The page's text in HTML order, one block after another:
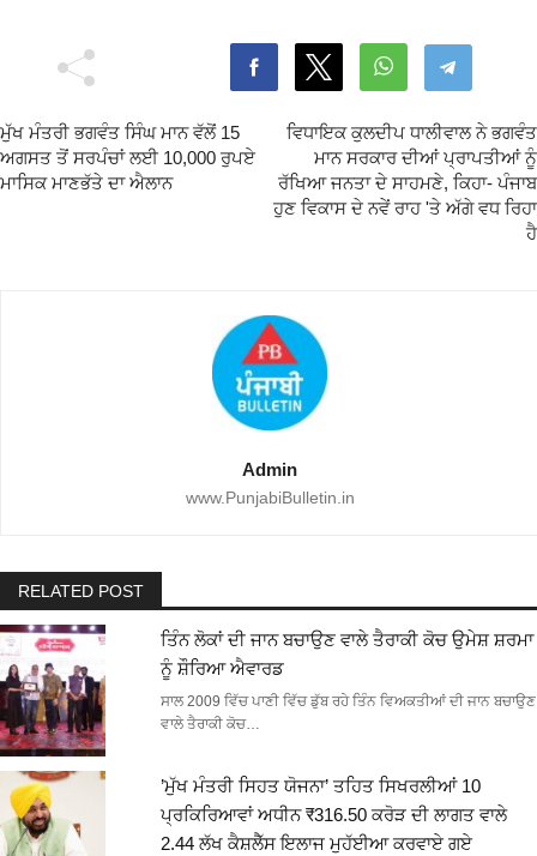
ਮੁੱਖ ਮੰਤਰੀ ਭਗਵੰਤ ਸਿੰਘ ਮਾਨ ਵੱਲੋਂ 15
ਅਗਸਤ ਤੋਂ ਸਰਪੰਚਾਂ ਲਈ 10,000 ਰੁਪਏ
ਮਾਸਿਕ ਮਾਣਭੱਤੇ ਦਾ ਐਲਾਨ
ਵਿਧਾਇਕ ਕੁਲਦੀਪ ਧਾਲੀਵਾਲ ਨੇ ਭਗਵੰਤ
ਮਾਨ ਸਰਕਾਰ ਦੀਆਂ ਪ੍ਰਾਪਤੀਆਂ ਨੂੰ
ਰੱਖਿਆ ਜਨਤਾ ਦੇ ਸਾਹਮਣੇ, ਕਿਹਾ- ਪੰਜਾਬ
ਹੁਣ ਵਿਕਾਸ ਦੇ ਨਵੇਂ ਰਾਹ 'ਤੇ ਅੱਗੇ ਵਧ ਰਿਹਾ
ਹੈ
Admin
www.PunjabiBulletin.in
RELATED POST
ਤਿੰਨ ਲੋਕਾਂ ਦੀ ਜਾਨ ਬਚਾਉਣ ਵਾਲੇ ਤੈਰਾਕੀ ਕੋਚ ਉਮੇਸ਼ ਸ਼ਰਮਾ
ਨੂੰ ਸ਼ੌਰਿਆ ਐਵਾਰਡ
ਸਾਲ 2009 ਵਿੱਚ ਪਾਣੀ ਵਿੱਚ ਡੁੱਬ ਰਹੇ ਤਿੰਨ ਵਿਅਕਤੀਆਂ ਦੀ ਜਾਨ ਬਚਾਉਣ
ਵਾਲੇ ਤੈਰਾਕੀ ਕੋਚ…
’ਮੁੱਖ ਮੰਤਰੀ ਸਿਹਤ ਯੋਜਨਾ’ ਤਹਿਤ ਸਿਖਰਲੀਆਂ 10
ਪ੍ਰਕਿਰਿਆਵਾਂ ਅਧੀਨ ₹316.50 ਕਰੋੜ ਦੀ ਲਾਗਤ ਵਾਲੇ
2.44 ਲੱਖ ਕੈਸ਼ਲੈੱਸ ਇਲਾਜ ਮੁਹੱਈਆ ਕਰਵਾਏ ਗਏ